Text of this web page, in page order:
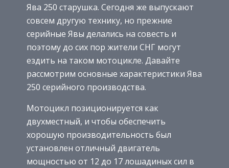
Ява 250 старушка. Сегодня же выпускают
совсем другую технику, но прежние
серийные Явы делались на совесть и
поэтому до сих пор жители СНГ могут
ездить на таком мотоцикле. Давайте
рассмотрим основные характеристики Ява
250 серийного производства.
Мотоцикл позиционируется как
двухместный, и чтобы обеспечить
хорошую производительность был
установлен отличный двигатель
мощностью от 12 до 17 лошадиных сил в